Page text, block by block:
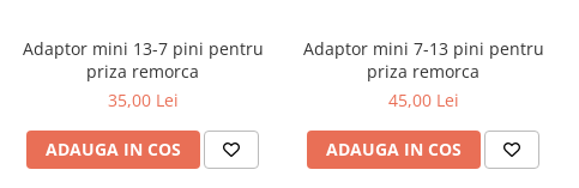
Adaptor mini 13-7 pini pentru
priza remorca
35,00 Lei
ADAUGA IN COS
Adaptor mini 7-13 pini pentru
priza remorca
45,00 Lei
ADAUGA IN COS